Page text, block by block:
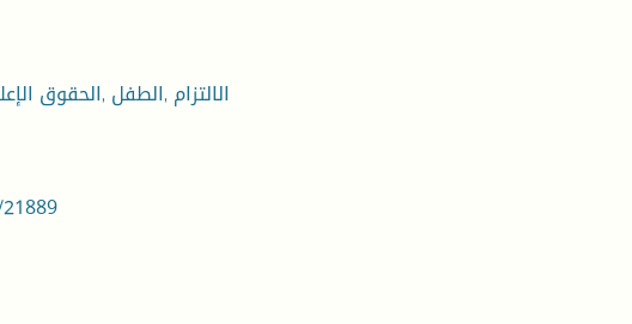
الالتزام ,الطفل ,الحقوق